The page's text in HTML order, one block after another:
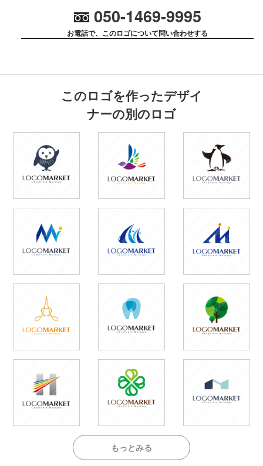
050-1469-9995
お電話で、このロゴについて問い合わせする
このロゴを作ったデザイ
ナーの別のロゴ
もっとみる